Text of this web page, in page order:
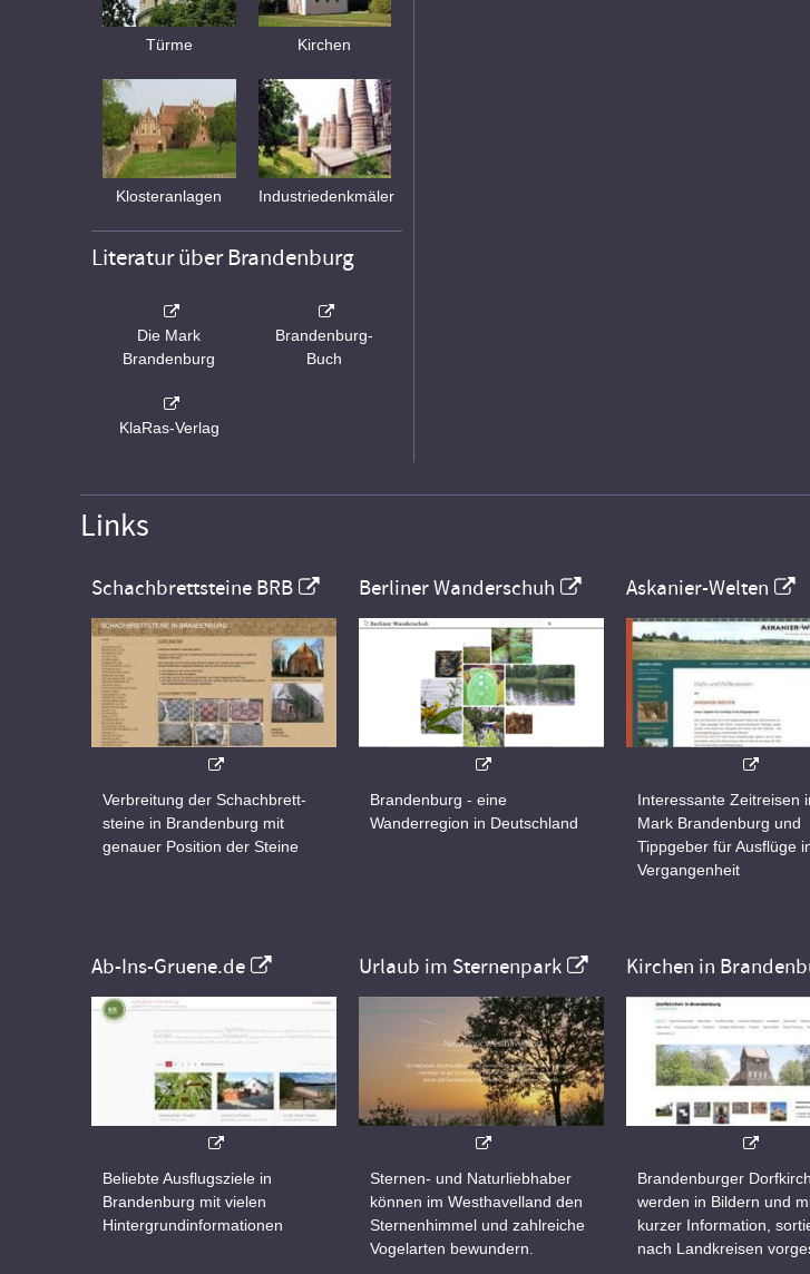
Türme Kirchen
Klosteranlagen Industriedenkmäler
Literatur über Brandenburg
Die Mark
Brandenburg
Brandenburg-
Buch
KlaRas-Verlag
Links
Schachbrettsteine BRB
Verbreitung der Schachbrett-
steine in Brandenburg mit
genauer Position der Steine
Berliner Wanderschuh
Brandenburg - eine
Wanderregion in Deutschland
Askanier-Welten
Interessante Zeitreisen
Mark Brandenburg und
Tippgeber für Ausflüge
Vergangenheit
Ab-Ins-Gruene.de
Beliebte Ausflugsziele in
Brandenburg mit vielen
Hintergrundinformationen
Urlaub im Sternenpark
Sternen- und Naturliebhaber
können im Westhavelland den
Sternenhimmel und zahlreiche
Vogelarten bewundern.
Kirchen in
Brandenburger
werden in Bildern und
kurzer Information,
nach Landkreisen